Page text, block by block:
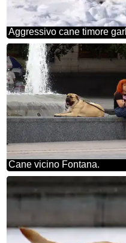
Aggressivo cane timore
Cane vicino Fontana.